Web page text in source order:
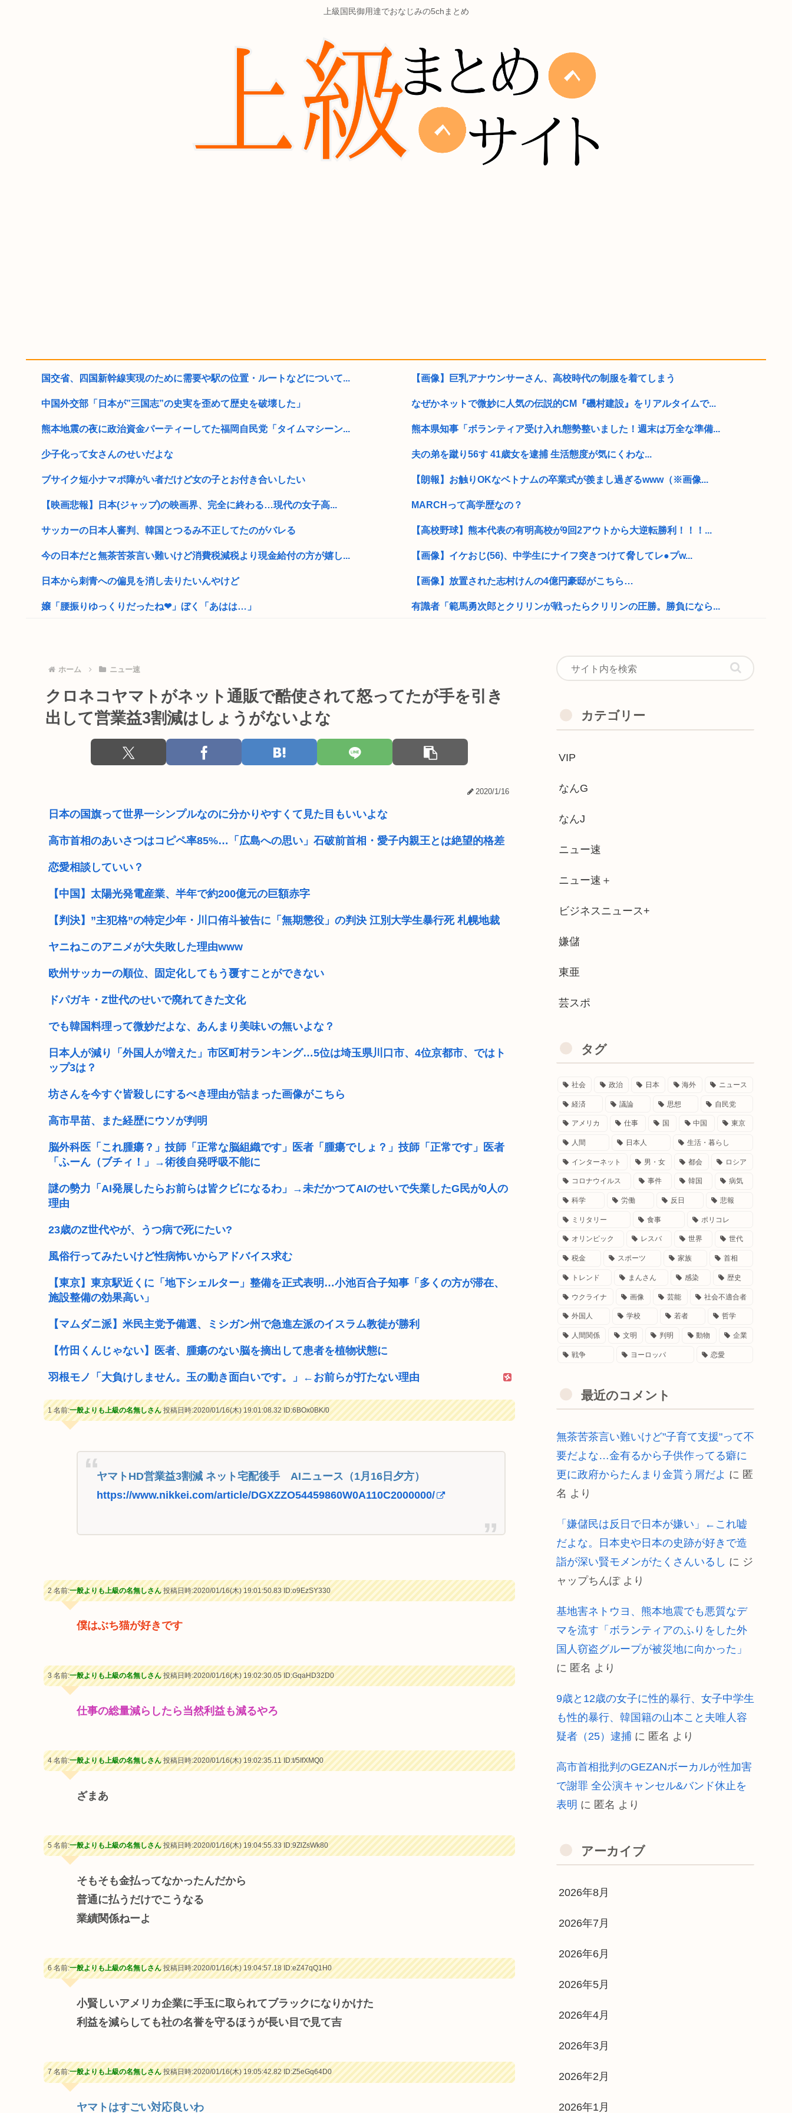
上級国民御用達でおなじみの5chまとめ
国交省、四国新幹線実現のために需要や駅の位置・ルートなどについて...
中国外交部「日本が”三国志”の史実を歪めて歴史を破壊した」
熊本地震の夜に政治資金パーティーしてた福岡自民党「タイムマシーン...
少子化って女さんのせいだよな
ブサイク短小ナマポ障がい者だけど女の子とお付き合いしたい
【映画悲報】日本(ジャップ)の映画界、完全に終わる…現代の女子高...
サッカーの日本人審判、韓国とつるみ不正してたのがバレる
今の日本だと無茶苦茶言い難いけど消費税減税より現金給付の方が嬉し...
日本から刺青への偏見を消し去りたいんやけど
嬢「腰振りゆっくりだったね❤」ぼく「あはは…」
氷河期世代『ルッキズムが一番酷かったのは00年代、こういうチャラ...
童貞は必ず3のパルを選んでしまう画像www
小池百合子 東京駅近くに上級国民用シェルター整備を正式表明 物価...
熊本県民「俺たち逆らわねえだぁ！自民党様に従いますだぁ！」➡その...
お前らお盆の準備をしたか？国父安倍晋三が天国から帰ってくるぞ
【画像】巨乳アナウンサーさん、高校時代の制服を着てしまう
なぜかネットで微妙に人気の伝説的CM『磯村建設』をリアルタイムで...
熊本県知事「ボランティア受け入れ態勢整いました！週末は万全な準備...
夫の弟を蹴り56す 41歳女を逮捕 生活態度が気にくわな...
【朗報】お触りOKなベトナムの卒業式が羨まし過ぎるwww（※画像...
MARCHって高学歴なの？
【高校野球】熊本代表の有明高校が9回2アウトから大逆転勝利！！！...
【画像】イケおじ(56)、中学生にナイフ突きつけて脅してレ●プw...
【画像】放置された志村けんの4億円豪邸がこちら…
有識者「範馬勇次郎とクリリンが戦ったらクリリンの圧勝。勝負になら...
普通の日本人「任意保険入るやつはバカ、事故起こさなきゃいいだけ」
外環道と圏央道 事故でおわる 高市
早稲田大生、複数名がゴールドカードのポイント詐欺で無銭飲食
長瀬智也さん、バイク画像を投稿するも見た目が汚らしいとネットの女...
【画像】マツダが黒字転換！！CX-5がバカ売れ
地震アラートって鳴るのにびびって どうしたらいいかわからんよな(...
ケツで売れててプロゲーマーと結婚したグラドル、息子の「自閉スペク...
【画像】このハゲにやられたJKがたくさんいるという事実
【画像あり】東京の街ごとの女の違いがやばいwww
ホーム ニュー速
クロネコヤマトがネット通販で酷使されて怒ってたが手を引き
出して営業益3割減はしょうがないよな
2020/1/16
日本の国旗って世界一シンプルなのに分かりやすくて見た目もいいよな
高市首相のあいさつはコピペ率85%…「広島への思い」石破前首相・愛子内親王とは絶望的格差
恋愛相談していい？
【中国】太陽光発電産業、半年で約200億元の巨額赤字
【判決】”主犯格”の特定少年・川口侑斗被告に「無期懲役」の判決 江別大学生暴行死 札幌地裁
ヤニねこのアニメが大失敗した理由www
欧州サッカーの順位、固定化してもう覆すことができない
ドパガキ・Z世代のせいで廃れてきた文化
でも韓国料理って微妙だよな、あんまり美味いの無いよな？
日本人が減り「外国人が増えた」市区町村ランキング…5位は埼玉県川口市、4位京都市、ではト
ップ3は？
坊さんを今すぐ皆殺しにするべき理由が詰まった画像がこちら
高市早苗、また経歴にウソが判明
脳外科医「これ腫瘍？」技師「正常な脳組織です」医者「腫瘍でしょ？」技師「正常です」医者
「ふーん（ブチィ！」→術後自発呼吸不能に
謎の勢力「AI発展したらお前らは皆クビになるわ」→未だかつてAIのせいで失業したG民が0人の
理由
23歳のZ世代やが、うつ病で死にたい?
風俗行ってみたいけど性病怖いからアドバイス求む
【東京】東京駅近くに「地下シェルター」整備を正式表明…小池百合子知事「多くの方が滞在、
施設整備の効果高い」
【マムダニ派】米民主党予備選、ミシガン州で急進左派のイスラム教徒が勝利
【竹田くんじゃない】医者、腫瘍のない脳を摘出して患者を植物状態に
羽根モノ「大負けしません。玉の動き面白いです。」←お前らが打たない理由
1 名前:一般よりも上級の名無しさん投稿日時:2020/01/16(木) 19:01:08.32ID:6BOx0BK/0
ヤマトHD営業益3割減 ネット宅配後手 AIニュース（1月16日夕方）
https://www.nikkei.com/article/DGXZZO54459860W0A110C2000000/
2 名前:一般よりも上級の名無しさん投稿日時:2020/01/16(木) 19:01:50.83ID:o9EzSY330
僕はぶち猫が好きです
3 名前:一般よりも上級の名無しさん投稿日時:2020/01/16(木) 19:02:30.05ID:GqaHD32D0
仕事の総量減らしたら当然利益も減るやろ
4 名前:一般よりも上級の名無しさん投稿日時:2020/01/16(木) 19:02:35.11ID:t/5IfXMQ0
ざまあ
5 名前:一般よりも上級の名無しさん投稿日時:2020/01/16(木) 19:04:55.33ID:9ZlZsWk80
そもそも金払ってなかったんだから
普通に払うだけでこうなる
業績関係ねーよ
6 名前:一般よりも上級の名無しさん投稿日時:2020/01/16(木) 19:04:57.18ID:eZ47qQ1H0
小賢しいアメリカ企業に手玉に取られてブラックになりかけた
利益を減らしても社の名誉を守るほうが長い目で見て吉
7 名前:一般よりも上級の名無しさん投稿日時:2020/01/16(木) 19:05:42.82ID:Z5eGq64D0
ヤマトはすごい対応良いわ
カテゴリー
VIP
なんG
なんJ
ニュー速
ニュー速＋
ビジネスニュース+
嫌儲
東亜
芸スポ
タグ
社会 政治 日本 海外 ニュース
経済 議論 思想 自民党
アメリカ 仕事 国 中国 東京
人間 日本人 生活・暮らし
インターネット 男・女 都会 ロシア
コロナウイルス 事件 韓国 病気
科学 労働 反日 悲報
ミリタリー 食事 ポリコレ
オリンピック レスバ 世界 世代
税金 スポーツ 家族 首相
トレンド まんさん 感染 歴史
ウクライナ 画像 芸能 社会不適合者
外国人 学校 若者 哲学
人間関係 文明 判明 動物 企業
戦争 ヨーロッパ 恋愛
最近のコメント
無茶苦茶言い難いけど"子育て支援"って不
要だよな…金有るから子供作ってる癖に
更に政府からたんまり金貰う屑だよ に 匿
名 より
「嫌儲民は反日で日本が嫌い」←これ嘘
だよな。日本史や日本の史跡が好きで造
詣が深い賢モメンがたくさんいるし に ジ
ャップちんぽより
基地害ネトウヨ、熊本地震でも悪質なデ
マを流す「ボランティアのふりをした外
国人窃盗グループが被災地に向かった」
に 匿名 より
9歳と12歳の女子に性的暴行、女子中学生
も性的暴行、韓国籍の山本こと夫唯人容
疑者（25）逮捕 に 匿名 より
高市首相批判のGEZANボーカルが性加害
で謝罪 全公演キャンセル&バンド休止を
表明 に 匿名 より
アーカイブ
2026年8月
2026年7月
2026年6月
2026年5月
2026年4月
2026年3月
2026年2月
2026年1月